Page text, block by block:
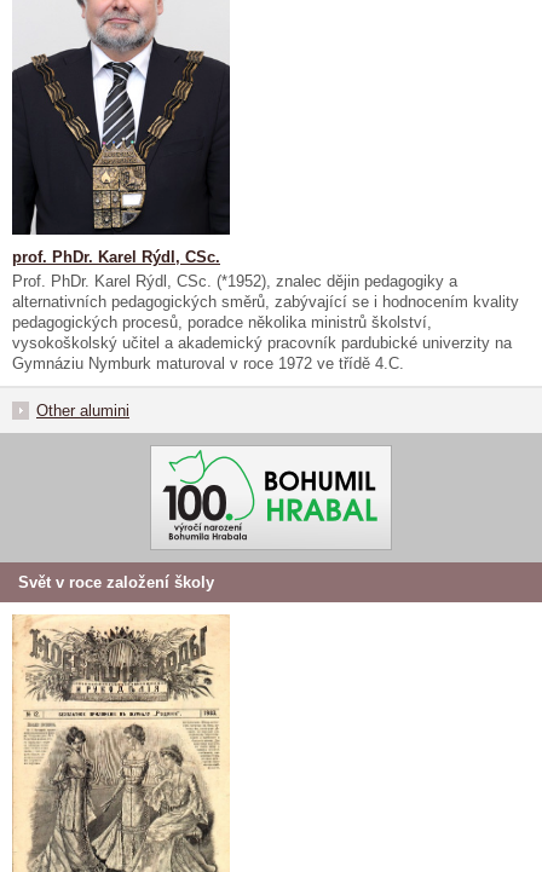
prof. PhDr. Karel Rýdl, CSc.
Prof. PhDr. Karel Rýdl, CSc. (*1952), znalec dějin pedagogiky a
alternativních pedagogických směrů, zabývající se i hodnocením kvality
pedagogických procesů, poradce několika ministrů školství,
vysokoškolský učitel a akademický pracovník pardubické univerzity na
Gymnáziu Nymburk maturoval v roce 1972 ve třídě 4.C.
Other alumini
Svět v roce založení školy